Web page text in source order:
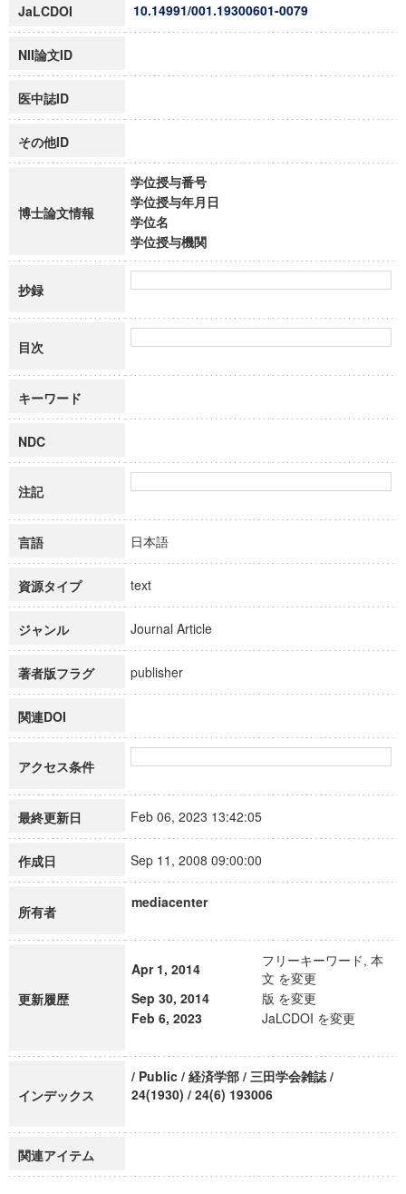
JaLCDOI 10.14991/001.19300601-0079
NII論文ID
医中誌ID
その他ID
博士論文情報
学位授与番号
学位授与年月日
学位名
学位授与機関
抄録
目次
キーワード
NDC
注記
言語 日本語
資源タイプ text
ジャンル Journal Article
著者版フラグ publisher
関連DOI
アクセス条件
最終更新日 Feb 06, 2023 13:42:05
作成日 Sep 11, 2008 09:00:00
所有者
mediacenter
更新履歴
Apr 1, 2014
フリーキーワード, 本
文 を変更
Sep 30, 2014
版 を変更
Feb 6, 2023
JaLCDOI を変更
インデックス
/ Public / 経済学部 / 三田学会雑誌 /
24(1930) / 24(6) 193006
関連アイテム